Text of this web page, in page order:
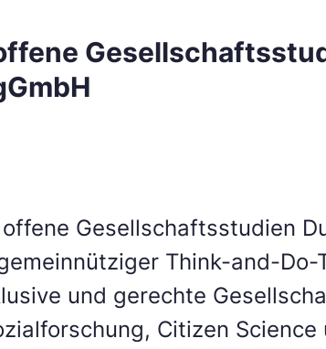
Gesellschaftsstudien
Think-and-Do-
und gerechte
Citizen